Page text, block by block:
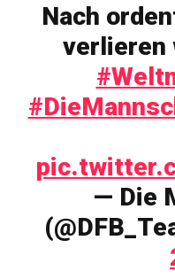
Nach
verlieren
— Die